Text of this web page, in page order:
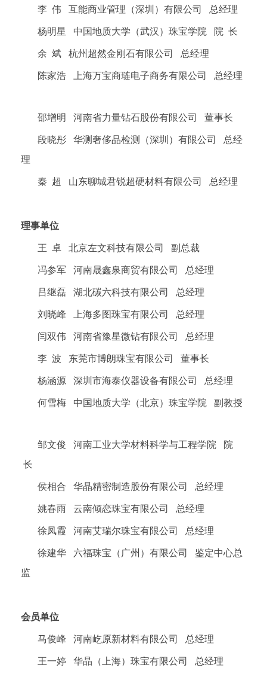
李 伟 互能商业管理（深圳）有限公司 总经理
杨明星 中国地质大学（武汉）珠宝学院 院 长
余 斌 杭州超然金刚石有限公司 总经理
陈家浩 上海万宝商琏电子商务有限公司 总经理
邵增明 河南省力量钻石股份有限公司 董事长
段晓彤 华测奢侈品检测（深圳）有限公司 总经
理
秦 超 山东聊城君锐超硬材料有限公司 总经理
理事单位
王 卓 北京左文科技有限公司 副总裁
冯参军 河南晟鑫泉商贸有限公司 总经理
吕继磊 湖北碳六科技有限公司 总经理
刘晓峰 上海多图珠宝有限公司 总经理
闫双伟 河南省豫星微钻有限公司 总经理
李 波 东莞市博朗珠宝有限公司 董事长
杨涵源 深圳市海泰仪器设备有限公司 总经理
何雪梅 中国地质大学（北京）珠宝学院 副教授
邹文俊 河南工业大学材料科学与工程学院 院
长
侯相合 华晶精密制造股份有限公司 总经理
姚春雨 云南倾恋珠宝有限公司 总经理
徐凤霞 河南艾瑞尔珠宝有限公司 总经理
徐建华 六福珠宝（广州）有限公司 鉴定中心总
监
会员单位
马俊峰 河南屹原新材料有限公司 总经理
王一婷 华晶（上海）珠宝有限公司 总经理